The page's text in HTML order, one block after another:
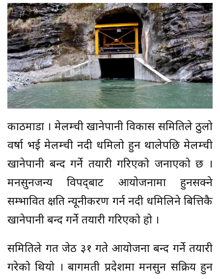
काठमाडौं । मेलम्ची खानेपानी विकास समितिले ठुलो
वर्षा भई मेलम्ची नदी धमिलो हुन थालेपछि मेलम्ची
खानेपानी बन्द गर्ने तयारी गरिएको जनाएको छ ।
मनसुनजन्य विपद्‌बाट आयोजनामा हुनसक्ने
सम्भावित क्षति न्यूनीकरण गर्न नदी धमिलिने बित्तिकै
खानेपानी बन्द गर्ने तयारी गरिएको हो ।
समितिले गत जेठ ३१ गते आयोजना बन्द गर्ने तयारी
गरेको थियो । बागमती प्रदेशमा मनसुन सक्रिय हुन